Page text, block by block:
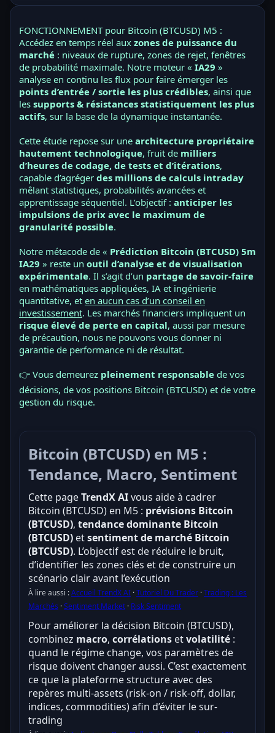
FONCTIONNEMENT pour Bitcoin (BTCUSD) M5 :
Accédez en temps réel aux zones de puissance du
marché : niveaux de rupture, zones de rejet, fenêtres
de probabilité maximale. Notre moteur « IA29 »
analyse en continu les flux pour faire émerger les
points d’entrée / sortie les plus crédibles, ainsi que
les supports & résistances statistiquement les plus
actifs, sur la base de la dynamique instantanée.
Cette étude repose sur une architecture propriétaire
hautement technologique, fruit de milliers
d’heures de codage, de tests et d’itérations,
capable d’agréger des millions de calculs intraday
mêlant statistiques, probabilités avancées et
apprentissage séquentiel. L’objectif : anticiper les
impulsions de prix avec le maximum de
granularité possible.
Notre métacode de « Prédiction Bitcoin (BTCUSD) 5m
IA29 » reste un outil d’analyse et de visualisation
expérimentale. Il s’agit d’un partage de savoir-faire
en mathématiques appliquées, IA et ingénierie
quantitative, et en aucun cas d’un conseil en
investissement. Les marchés financiers impliquent un
risque élevé de perte en capital, aussi par mesure
de précaution, nous ne pouvons vous donner ni
garantie de performance ni de résultat.
👉 Vous demeurez pleinement responsable de vos
décisions, de vos positions Bitcoin (BTCUSD) et de votre
gestion du risque.
Bitcoin (BTCUSD) en M5 :
Tendance, Macro, Sentiment
Cette pageTrendX AIvous aide à cadrer
Bitcoin (BTCUSD) en M5 : prévisions Bitcoin
(BTCUSD), tendance dominante Bitcoin
(BTCUSD) etsentiment de marché Bitcoin
(BTCUSD). L’objectif est de réduire le bruit,
d’identifier les zones clés et de construire un
scénario clair avant l’exécution
À lire aussi :Accueil TrendX AI ·Tutoriel Du Trader ·Trading : Les
Marchés ·Sentiment Market · Risk Sentiment
Pour améliorer la décision Bitcoin (BTCUSD),
combinez macro, corrélations etvolatilité :
quand le régime change, vos paramètres de
risque doivent changer aussi. C’est exactement
ce que la plateforme structure avec des
repères multi-assets (risk-on / risk-off, dollar,
indices, commodities) afin d’éviter le sur-
trading